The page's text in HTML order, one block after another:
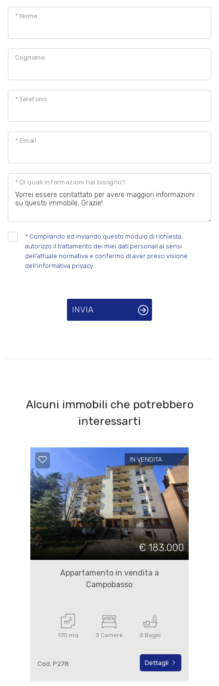
* Nome
Cognome
* Telefono
* Email
* Di quali informazioni hai bisogno?
* Compilando ed inviando questo modulo di richiesta,
autorizzo il trattamento dei miei dati personali ai sensi
dell'attuale normativa e confermo di aver preso visione
dell'informativa privacy.
INVIA
Alcuni immobili che potrebbero
interessarti
IN VENDITA
€ 183.000
Appartamento in vendita a
Campobasso
170 mq 3 Camere 2 Bagni
Cod. P278 Dettagli
Balcone/Terrazzo
Ascensore
Nuova costruzione
Lusso